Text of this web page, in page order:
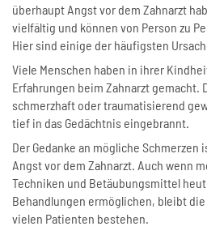
überhaupt Angst vor dem Zahnarzt
vielfältig und können von Person zu
Hier sind einige der häufigsten
Viele Menschen haben in ihrer
Erfahrungen beim Zahnarzt gemacht.
schmerzhaft oder traumatisierend
tief in das Gedächtnis eingebrannt.
Der Gedanke an mögliche
Angst vor dem Zahnarzt. Auch wenn
Techniken und Betäubungsmittel
Behandlungen ermöglichen, bleibt
vielen Patienten bestehen.